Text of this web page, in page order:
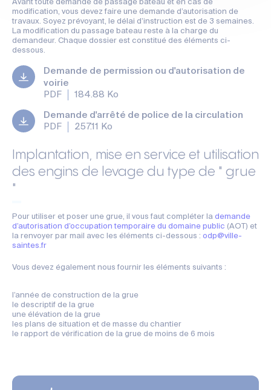
Avant toute demande de passage bateau et en cas de
modification, vous devez faire une demande d’autorisation de
travaux. Soyez prévoyant, le délai d’instruction est de 3 semaines.
La modification du passage bateau reste à la charge du
demandeur. Chaque dossier est constitué des éléments ci-
dessous.
Demande de permission ou d'autorisation de
voirie
PDF
184.88 Ko
Demande d'arrêté de police de la circulation
PDF
257.11 Ko
Implantation, mise en service et utilisation
des engins de levage du type de " grue
"
Pour utiliser et poser une grue, il vous faut compléter la demande
d’autorisation d’occupation temporaire du domaine public (AOT) et
la renvoyer par mail avec les éléments ci-dessous : odp@ville-
saintes.fr
Vous devez également nous fournir les éléments suivants :
l’année de construction de la grue
le descriptif de la grue
une élévation de la grue
les plans de situation et de masse du chantier
le rapport de vérification de la grue de moins de 6 mois